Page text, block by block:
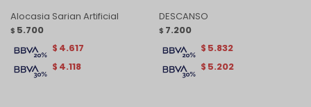
Alocasia Sarian Artificial
$ 5.700
$ 4.118
$ 4.617
DESCANSO
$ 7.200
$ 5.202
$ 5.832